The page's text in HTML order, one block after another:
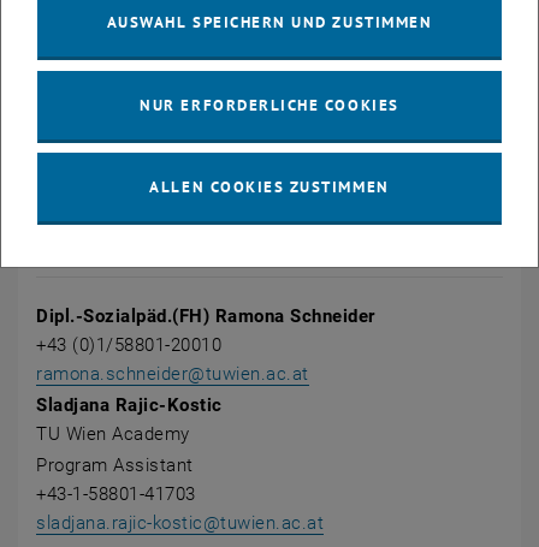
€ 450,-- Normalpreis
Dipl.-Sozialpäd.(FH) Ramona Schneider
+43 (0)1/58801-20010
ramona.schneider@tuwien.ac.at
Sladjana Rajic-Kostic
TU Wien Academy
Program Assistant
+43-1-58801-41703
sladjana.rajic-kostic@tuwien.ac.at
AUSWAHL SPEICHERN UND ZUSTIMMEN
NUR ERFORDERLICHE COOKIES
ALLEN COOKIES ZUSTIMMEN